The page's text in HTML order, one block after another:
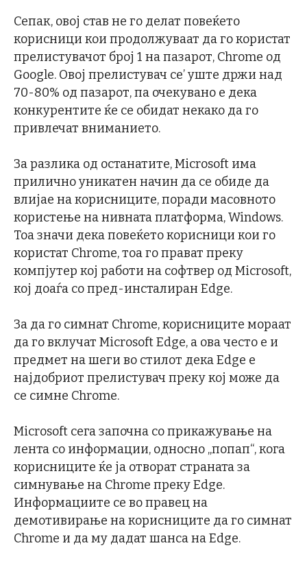
Сепак, овој став не го делат повеќето
корисници кои продолжуваат да го користат
прелистувачот број 1 на пазарот, Chrome од
Google. Овој прелистувач се’ уште држи над
70-80% од пазарот, па очекувано е дека
конкурентите ќе се обидат некако да го
привлечат вниманието.
За разлика од останатите, Microsoft има
прилично уникатен начин да се обиде да
влијае на корисниците, поради масовното
користење на нивната платформа, Windows.
Тоа значи дека повеќето корисници кои го
користат Chrome, тоа го прават преку
компјутер кој работи на софтвер од Microsoft,
кој доаѓа со пред-инсталиран Edge.
За да го симнат Chrome, корисниците мораат
да го вклучат Microsoft Edge, а ова често е и
предмет на шеги во стилот дека Edge е
најдобриот прелистувач преку кој може да
се симне Chrome.
Microsoft сега започна со прикажување на
лента со информации, односно „попап“, кога
корисниците ќе ја отворат страната за
симнување на Chrome преку Edge.
Информациите се во правец на
демотивирање на корисниците да го симнат
Chrome и да му дадат шанса на Edge.